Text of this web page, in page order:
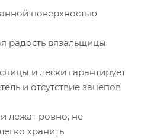
поверхностью
радость вязальщицы
и лески гарантирует
и отсутствие зацепов
лежат ровно, не
хранить